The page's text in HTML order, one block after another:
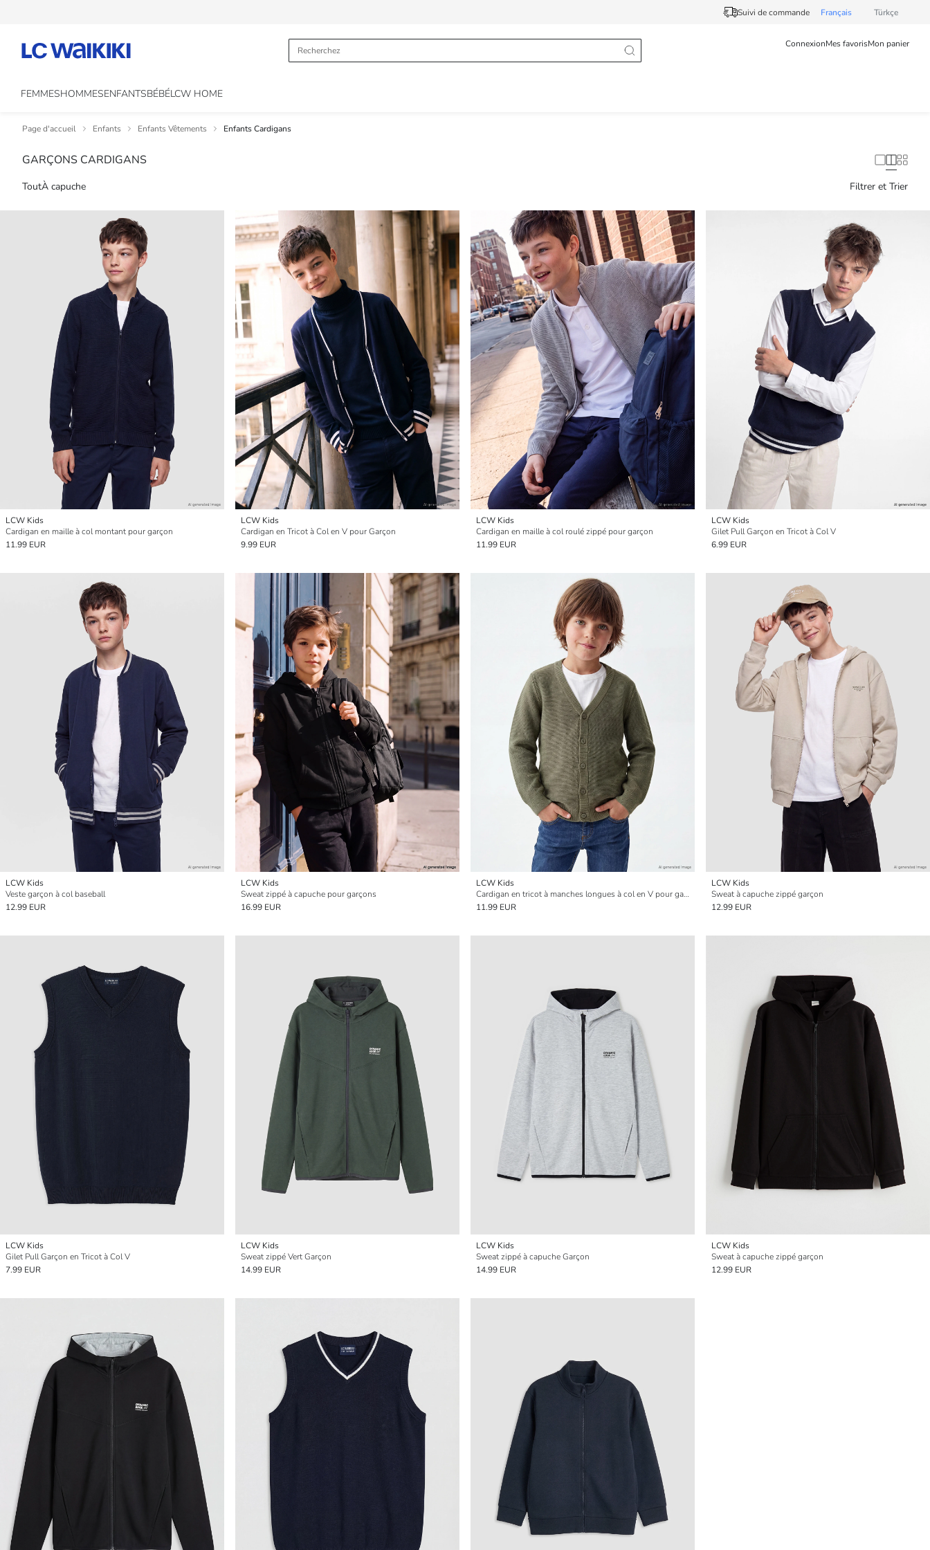
Suivi de commande Français Türkçe
ConnexionMes favorisMon panier
FEMMESHOMMESENFANTSBÉBÉLCW HOME
Page d'accueil Enfants Enfants Vêtements Enfants Cardigans
GARÇONS CARDIGANS
ToutÀ capuche Filtrer et Trier
LCW Kids
Cardigan en maille à col montant pour garçon
11.99 EUR
LCW Kids
Cardigan en Tricot à Col en V pour Garçon
9.99 EUR
LCW Kids
Cardigan en maille à col roulé zippé pour garçon
11.99 EUR
LCW Kids
Gilet Pull Garçon en Tricot à Col V
6.99 EUR
LCW Kids
Veste garçon à col baseball
12.99 EUR
LCW Kids
Sweat zippé à capuche pour garçons
16.99 EUR
LCW Kids
Cardigan en tricot à manches longues à col en V pour garçons
11.99 EUR
LCW Kids
Sweat à capuche zippé garçon
12.99 EUR
LCW Kids
Gilet Pull Garçon en Tricot à Col V
7.99 EUR
LCW Kids
Sweat zippé Vert Garçon
14.99 EUR
LCW Kids
Sweat zippé à capuche Garçon
14.99 EUR
LCW Kids
Sweat à capuche zippé garçon
12.99 EUR